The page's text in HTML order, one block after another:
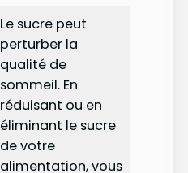
Le sucre peut
perturber la
qualité de
sommeil. En
réduisant ou en
éliminant le sucre
de votre
alimentation, vous